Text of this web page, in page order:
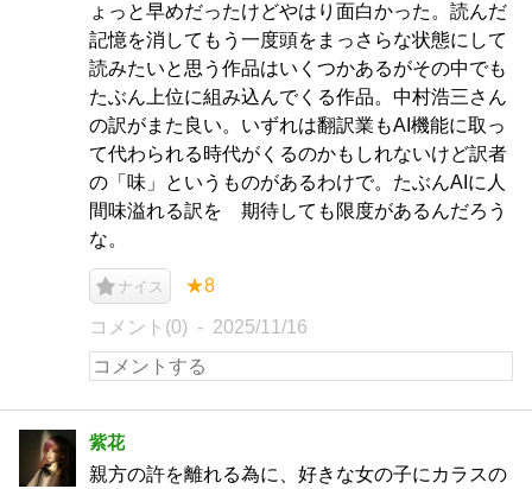
ょっと早めだったけどやはり面白かった。読んだ
記憶を消してもう一度頭をまっさらな状態にして
読みたいと思う作品はいくつかあるがその中でも
たぶん上位に組み込んでくる作品。中村浩三さん
の訳がまた良い。いずれは翻訳業もAI機能に取っ
て代わられる時代がくるのかもしれないけど訳者
の「味」というものがあるわけで。たぶんAIに人
間味溢れる訳を゙期待しても限度があるんだろう
な。
ナイス ★8
コメント(0) 2025/11/16
紫花
親方の許を離れる為に、好きな女の子にカラスの